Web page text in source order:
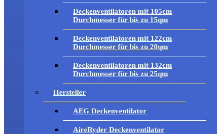
Deckenventilatoren mit 105cm
Durchmesser für bis zu 15qm
Deckenventilatoren mit 122cm
Durchmesser für bis zu 20qm
Deckenventilatoren mit 132cm
Durchmesser für bis zu 25qm
Hersteller
AEG Deckenventilator
AireRyder Deckenventilator